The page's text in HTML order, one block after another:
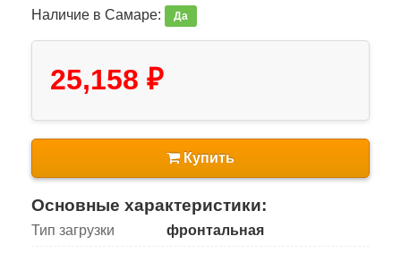
Наличие в Самаре: Да
25,158 ₽
Купить
Основные характеристики:
Тип загрузки фронтальная